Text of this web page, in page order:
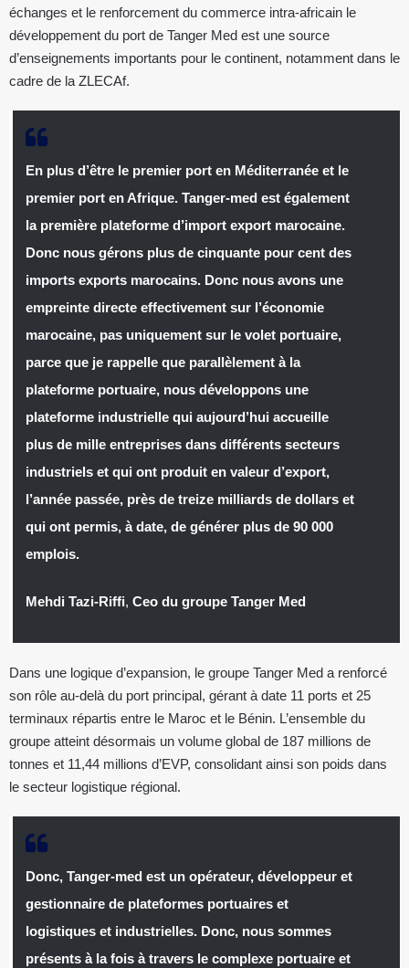
échanges et le renforcement du commerce intra-africain le
développement du port de Tanger Med est une source
d’enseignements importants pour le continent, notamment dans le
cadre de la ZLECAf.
En plus d’être le premier port en Méditerranée et le
premier port en Afrique. Tanger-med est également
la première plateforme d’import export marocaine.
Donc nous gérons plus de cinquante pour cent des
imports exports marocains. Donc nous avons une
empreinte directe effectivement sur l’économie
marocaine, pas uniquement sur le volet portuaire,
parce que je rappelle que parallèlement à la
plateforme portuaire, nous développons une
plateforme industrielle qui aujourd’hui accueille
plus de mille entreprises dans différents secteurs
industriels et qui ont produit en valeur d’export,
l’année passée, près de treize milliards de dollars et
qui ont permis, à date, de générer plus de 90 000
emplois.
Mehdi Tazi-Riffi, Ceo du groupe Tanger Med
Dans une logique d’expansion, le groupe Tanger Med a renforcé
son rôle au-delà du port principal, gérant à date 11 ports et 25
terminaux répartis entre le Maroc et le Bénin. L’ensemble du
groupe atteint désormais un volume global de 187 millions de
tonnes et 11,44 millions d’EVP, consolidant ainsi son poids dans
le secteur logistique régional.
Donc, Tanger-med est un opérateur, développeur et
gestionnaire de plateformes portuaires et
logistiques et industrielles. Donc, nous sommes
présents à la fois à travers le complexe portuaire et